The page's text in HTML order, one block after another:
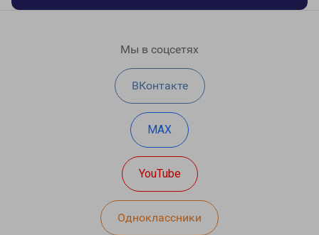
Мы в соцсетях
ВКонтакте
MAX
YouTube
Одноклассники